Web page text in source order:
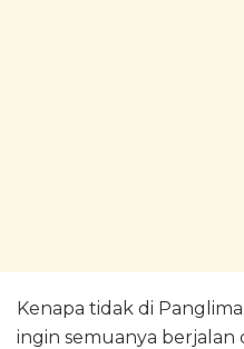
Kenapa tidak di
ingin semuanya berjalan